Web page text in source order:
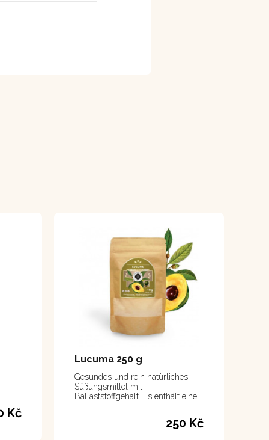
Kč
Lucuma 250 g
Gesundes und rein natürliches
Süßungsmittel mit
Ballaststoffgehalt. Es enthält eine
250 Kč